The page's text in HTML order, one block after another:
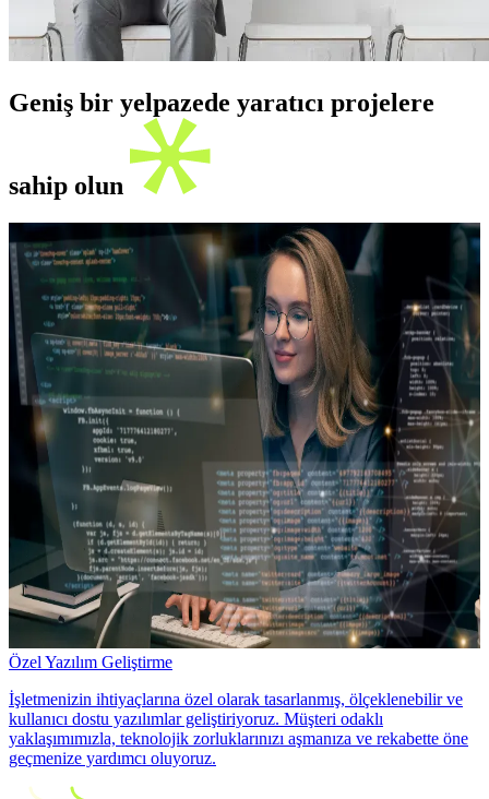
Geniş bir yelpazede yaratıcı projelere
sahip olun
Özel Yazılım Geliştirme
İşletmenizin ihtiyaçlarına özel olarak tasarlanmış, ölçeklenebilir ve
kullanıcı dostu yazılımlar geliştiriyoruz. Müşteri odaklı
yaklaşımımızla, teknolojik zorluklarınızı aşmanıza ve rekabette öne
geçmenize yardımcı oluyoruz.